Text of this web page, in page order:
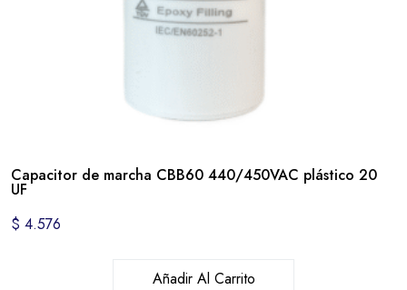
Capacitor de marcha CBB60 440/450VAC plástico 20
UF
$ 4.576
Añadir Al Carrito